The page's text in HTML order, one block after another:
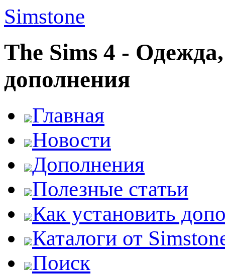
Simstone
The Sims 4 -
дополнения
Главная
Новости
Дополнения
Полезные статьи
Как установить
Каталоги от
Поиск